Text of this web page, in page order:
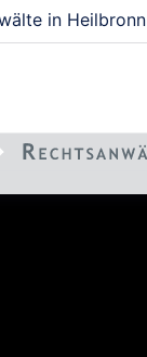
in Heilbronn